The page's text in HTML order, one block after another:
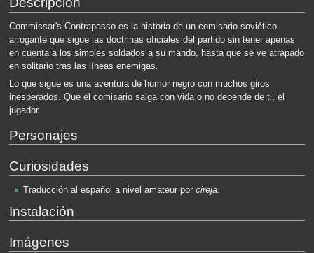
Commissar's Contrapasso es la historia de un comisario soviético
arrogante que sigue las doctrinas oficiales del partido sin tener apenas
en cuenta a los simples soldados a su mando, hasta que se ve atrapado
en solitario tras las líneas enemigas.
Lo que sigue es una aventura de humor negro con muchos giros
inesperados. Que el comisario salga con vida o no depende de ti, el
jugador.
Personajes
Curiosidades
Traducción al español a nivel amateur por cireja.
Instalación
Imágenes